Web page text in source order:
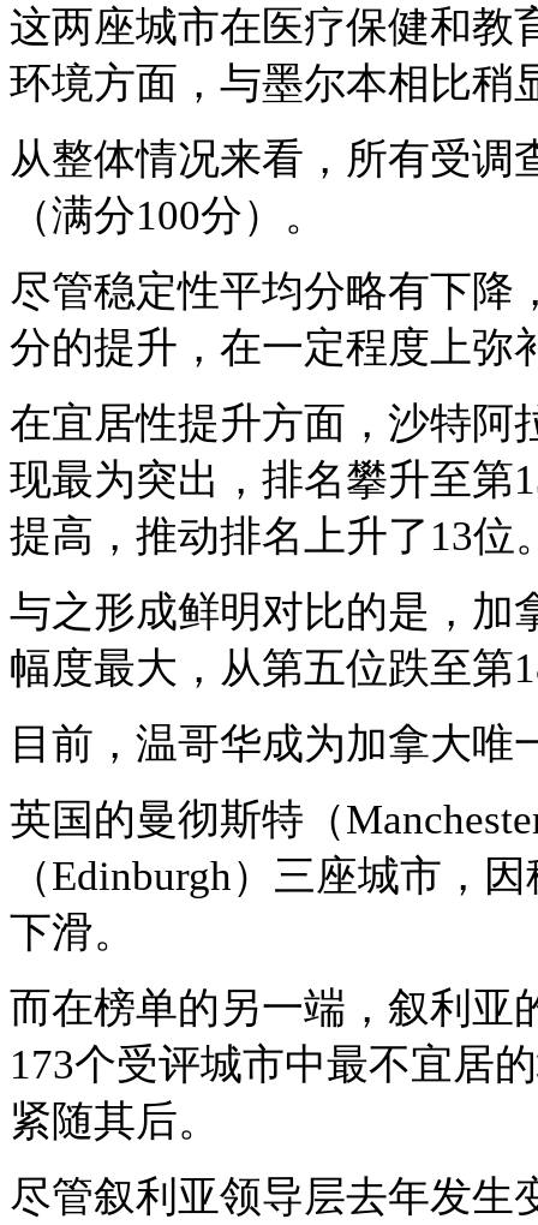
这两座城市在医疗保健和教
环境方面，与墨尔本相比稍
从整体情况来看，所有受调
（满分100分）。
尽管稳定性平均分略有下降
分的提升，在一定程度上弥
在宜居性提升方面，沙特阿
现最为突出，排名攀升至第
提高，推动排名上升了13位
与之形成鲜明对比的是，加
幅度最大，从第五位跌至第
目前，温哥华成为加拿大唯
英国的曼彻斯特（
（Edinburgh）三座城市，
下滑。
而在榜单的另一端，叙利亚
173个受评城市中最不宜居
紧随其后。
尽管叙利亚领导层去年发生